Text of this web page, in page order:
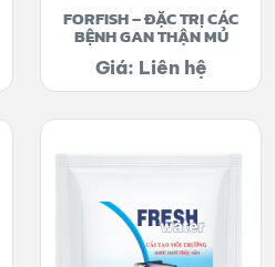
FORFISH – ĐẶC TRỊ CÁC
BỆNH GAN THẬN MỦ
Giá: Liên hệ